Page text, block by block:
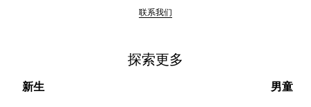
联系我们
探索更多
新生 男童